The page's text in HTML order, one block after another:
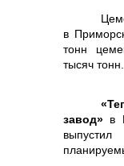
в
тонн
тысяч тонн.
завод» в